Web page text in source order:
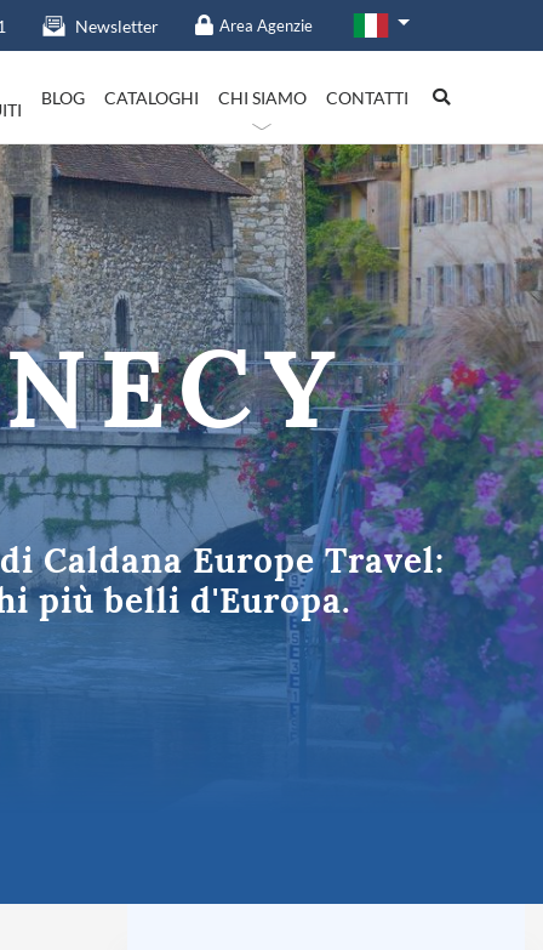
Newsletter Area Agenzie
in evidenza
Lazio
Umbria
BLOG CATALOGHI CHI SIAMO CONTATTI
Caldana Europe Travel:
più belli d'Europa.